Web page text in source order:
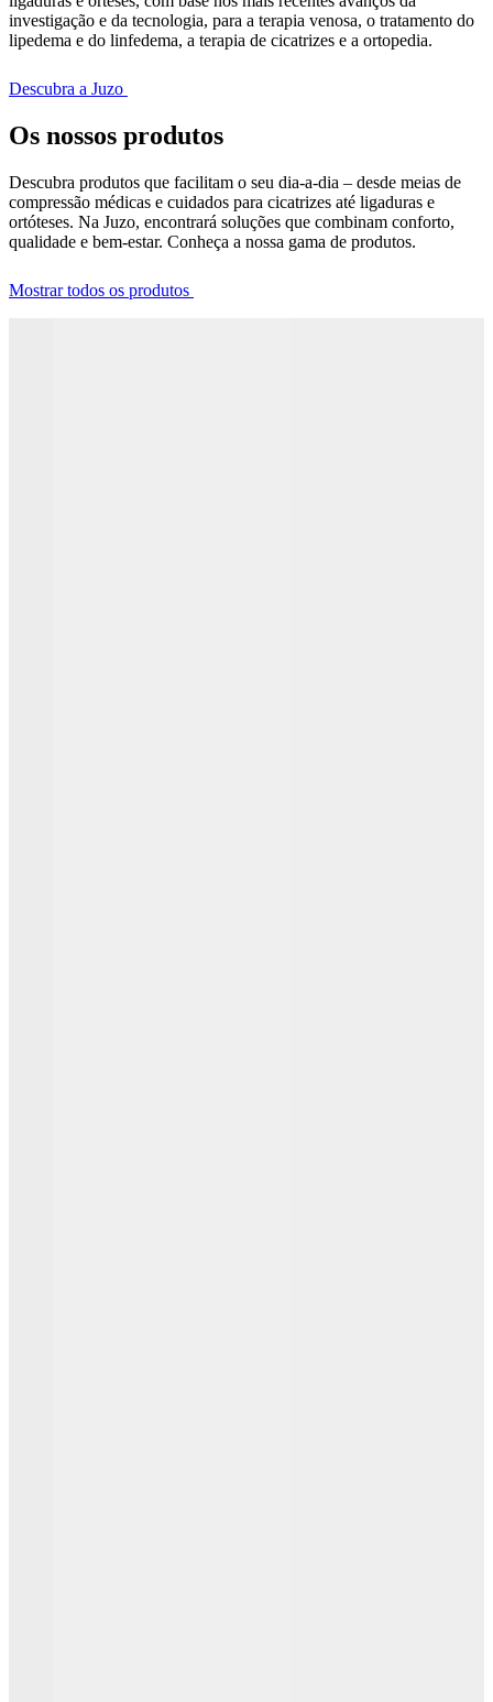
investigação e da tecnologia, para a terapia venosa, o tratamento do
lipedema e do linfedema, a terapia de cicatrizes e a ortopedia.
Descubra a Juzo
Os nossos produtos
Descubra produtos que facilitam o seu dia-a-dia – desde meias de
compressão médicas e cuidados para cicatrizes até ligaduras e
ortóteses. Na Juzo, encontrará soluções que combinam conforto,
qualidade e bem-estar. Conheça a nossa gama de produtos.
Mostrar todos os produtos